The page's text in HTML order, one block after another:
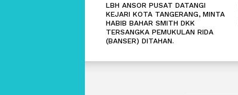
LBH ANSOR PUSAT DATANGI
KEJARI KOTA TANGERANG, MINTA
HABIB BAHAR SMITH DKK
TERSANGKA PEMUKULAN RIDA
(BANSER) DITAHAN.